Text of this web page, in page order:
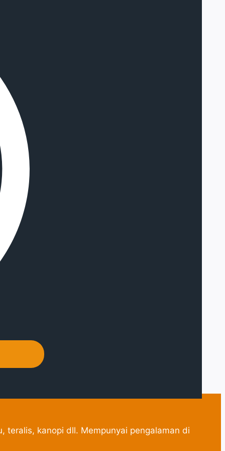
teralis, kanopi dll. Mempunyai pengalaman di